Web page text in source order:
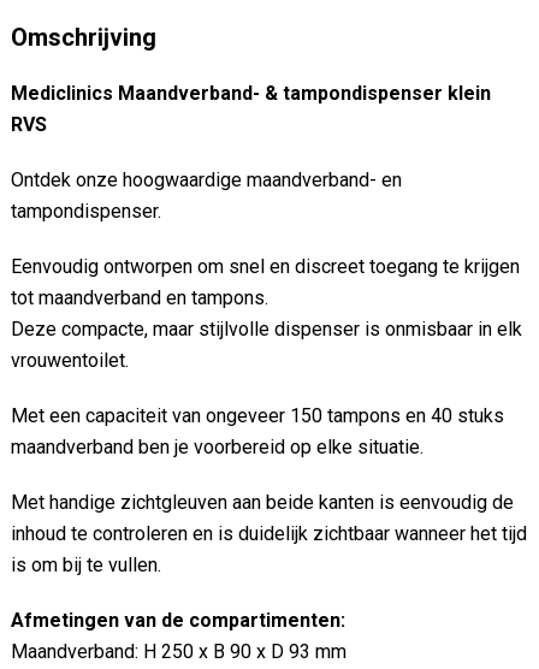
Omschrijving
Mediclinics Maandverband- & tampondispenser klein
RVS
Ontdek onze hoogwaardige maandverband- en
tampondispenser.
Eenvoudig ontworpen om snel en discreet toegang te krijgen
tot maandverband en tampons.
Deze compacte, maar stijlvolle dispenser is onmisbaar in elk
vrouwentoilet.
Met een capaciteit van ongeveer 150 tampons en 40 stuks
maandverband ben je voorbereid op elke situatie.
Met handige zichtgleuven aan beide kanten is eenvoudig de
inhoud te controleren en is duidelijk zichtbaar wanneer het tijd
is om bij te vullen.
Afmetingen van de compartimenten:
Maandverband: H 250 x B 90 x D 93 mm